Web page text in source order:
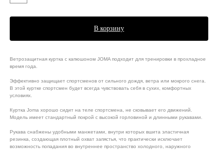
В корзину
Ветрозащитная куртка с капюшоном JOMA подходит для тренировки в прохладное
время года.
Эффективно защищает спортсменов от сильного дождя, ветра или мокрого снега.
В этой куртке спортсмен будет всегда чувствовать себя в сухих, комфортных
условиях.
Куртка Joma хорошо сидит на теле спортсмена, не сковывает его движений.
Модель имеет стандартный покрой с высокой горловиной и длинными рукавами.
Рукава снабжены удобными манжетами, внутри которых вшита эластичная
резинка, создающая плотный охват запястья, что практически исключает
возможность попадания во внутреннее пространство холодного, наружного